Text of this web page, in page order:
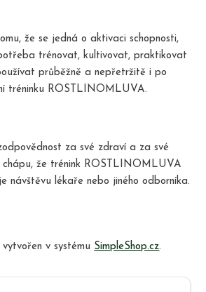
že se jedná o aktivaci schopnosti,
trénovat, kultivovat, praktikovat
průběžně a nepřetržitě i po
tréninku ROSTLINOMLUVA.
za své zdraví a za své
chápu, že trénink ROSTLINOMLUVA
návštěvu lékaře nebo jiného odborníka.
v systému SimpleShop.cz.